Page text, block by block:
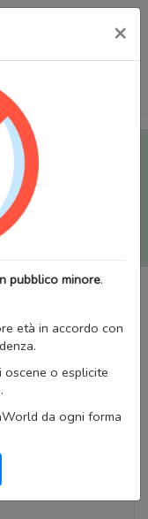
sono stati trasferiti
); invece, per i
MangaWorld
di MangaWorld
siti,
e premium
×
pubblico minore.
età in accordo con
oscene o esplicite
da ogni forma